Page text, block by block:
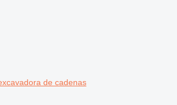
de cadenas